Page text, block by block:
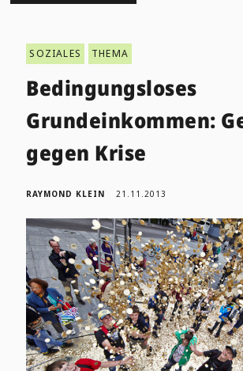
SOZIALES THEMA
Bedingungsloses
Grundeinkommen:
gegen Krise
RAYMOND KLEIN 21.11.2013